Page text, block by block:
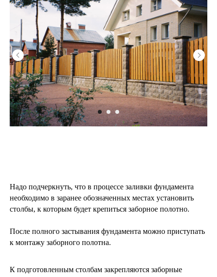
Надо подчеркнуть, что в процессе заливки фундамента
необходимо в заранее обозначенных местах установить
столбы, к которым будет крепиться заборное полотно.
После полного застывания фундамента можно приступать
к монтажу заборного полотна.
К подготовленным столбам закрепляются заборные